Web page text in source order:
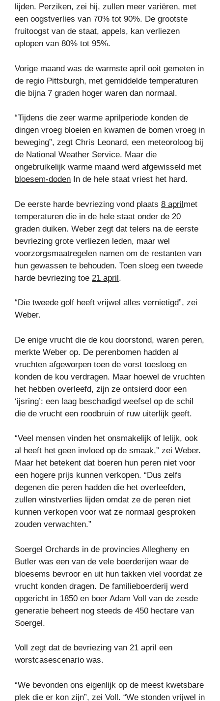
lijden. Perziken, zei hij, zullen meer variëren, met
een oogstverlies van 70% tot 90%. De grootste
fruitoogst van de staat, appels, kan verliezen
oplopen van 80% tot 95%.
Vorige maand was de warmste april ooit gemeten in
de regio Pittsburgh, met gemiddelde temperaturen
die bijna 7 graden hoger waren dan normaal.
“Tijdens die zeer warme aprilperiode konden de
dingen vroeg bloeien en kwamen de bomen vroeg in
beweging”, zegt Chris Leonard, een meteoroloog bij
de National Weather Service. Maar die
ongebruikelijk warme maand werd afgewisseld met
bloesem-doden In de hele staat vriest het hard.
De eerste harde bevriezing vond plaats 8 aprilmet
temperaturen die in de hele staat onder de 20
graden duiken. Weber zegt dat telers na de eerste
bevriezing grote verliezen leden, maar wel
voorzorgsmaatregelen namen om de restanten van
hun gewassen te behouden. Toen sloeg een tweede
harde bevriezing toe 21 april.
“Die tweede golf heeft vrijwel alles vernietigd”, zei
Weber.
De enige vrucht die de kou doorstond, waren peren,
merkte Weber op. De perenbomen hadden al
vruchten afgeworpen toen de vorst toesloeg en
konden de kou verdragen. Maar hoewel de vruchten
het hebben overleefd, zijn ze ontsierd door een
‘ijsring’: een laag beschadigd weefsel op de schil
die de vrucht een roodbruin of ruw uiterlijk geeft.
“Veel mensen vinden het onsmakelijk of lelijk, ook
al heeft het geen invloed op de smaak,” zei Weber.
Maar het betekent dat boeren hun peren niet voor
een hogere prijs kunnen verkopen. “Dus zelfs
degenen die peren hadden die het overleefden,
zullen winstverlies lijden omdat ze de peren niet
kunnen verkopen voor wat ze normaal gesproken
zouden verwachten.”
Soergel Orchards in de provincies Allegheny en
Butler was een van de vele boerderijen waar de
bloesems bevroor en uit hun takken viel voordat ze
vrucht konden dragen. De familieboerderij werd
opgericht in 1850 en boer Adam Voll van de zesde
generatie beheert nog steeds de 450 hectare van
Soergel.
Voll zegt dat de bevriezing van 21 april een
worstcasescenario was.
“We bevonden ons eigenlijk op de meest kwetsbare
plek die er kon zijn”, zei Voll. “We stonden vrijwel in